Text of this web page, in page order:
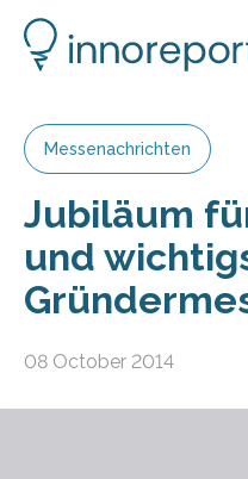
Messenachrichten
Jubiläum
und
08 October 2014